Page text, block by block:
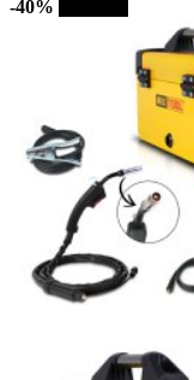
-40%